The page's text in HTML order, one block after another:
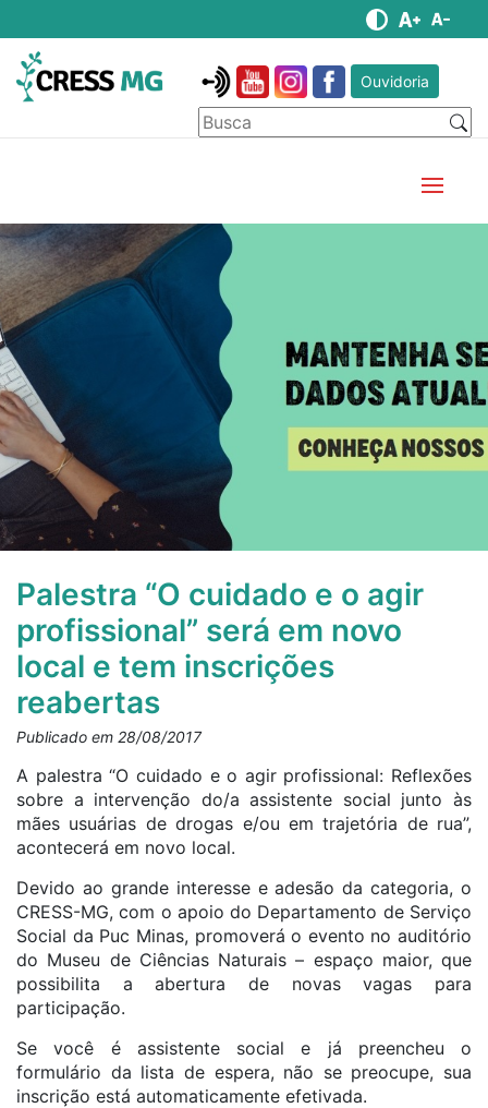
Ouvidoria
Palestra “O cuidado e o agir
profissional” será em novo
local e tem inscrições
reabertas
Publicado em 28/08/2017
A palestra “O cuidado e o agir profissional: Reflexões
sobre a intervenção do/a assistente social junto às
mães usuárias de drogas e/ou em trajetória de rua”,
acontecerá em novo local.
Devido ao grande interesse e adesão da categoria, o
CRESS-MG, com o apoio do Departamento de Serviço
Social da Puc Minas, promoverá o evento no auditório
do Museu de Ciências Naturais – espaço maior, que
possibilita a abertura de novas vagas para
participação.
Se você é assistente social e já preencheu o
formulário da lista de espera, não se preocupe, sua
inscrição está automaticamente efetivada.